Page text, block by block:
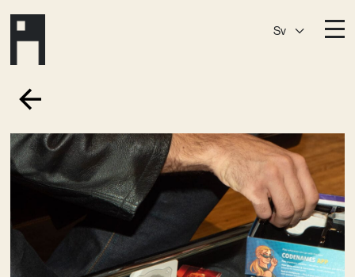
Sv
A House
A HouseSlaktis
A House Slussen
Sickla
Hagastaden
Medlemskap